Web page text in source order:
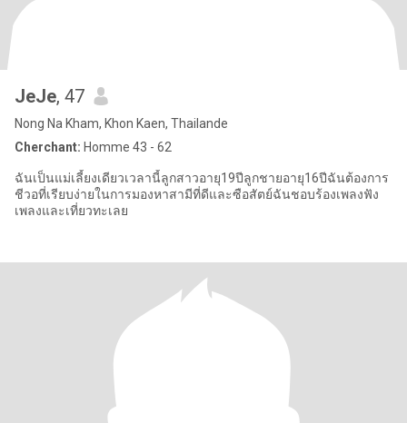
JeJe, 47
Nong Na Kham, Khon Kaen, Thailande
Cherchant: Homme 43 - 62
ฉันเป็นแม่เลี้ยงเดียวเวลานี้ลูกสาวอายุ19ปีลูกชายอายุ16ปีฉันต้องการ
ชีวอที่เรียบง่ายในการมองหาสามีที่ดีและซือสัตย์ฉันชอบร้องเพลงฟัง
เพลงและเที่ยวทะเลย